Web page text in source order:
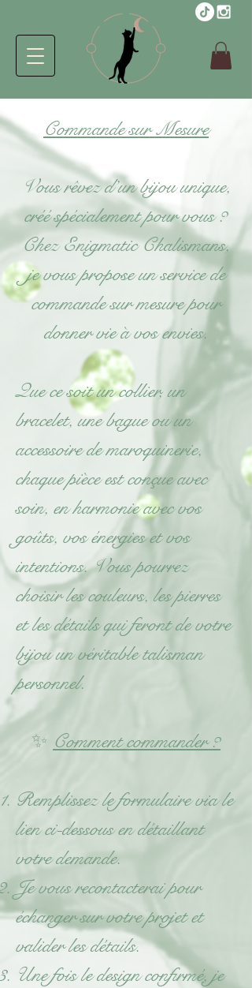
Commande sur Mesure
Vous rêvez d’un bijou unique,
créé spécialement pour vous ?
Chez Enigmatic Chalismans,
je vous propose un service de
commande sur mesure pour
donner vie à vos envies.
Que ce soit un collier, un
bracelet, une bague ou un
accessoire de maroquinerie,
chaque pièce est conçue avec
soin, en harmonie avec vos
goûts, vos énergies et vos
intentions. Vous pourrez
choisir les couleurs, les pierres
et les détails qui feront de votre
bijou un véritable talisman
personnel.
✨ Comment commander ?
Remplissez le formulaire via le
lien ci-dessous en détaillant
votre demande.
Je vous recontacterai pour
échanger sur votre projet et
valider les détails.
Une fois le design confirmé, je